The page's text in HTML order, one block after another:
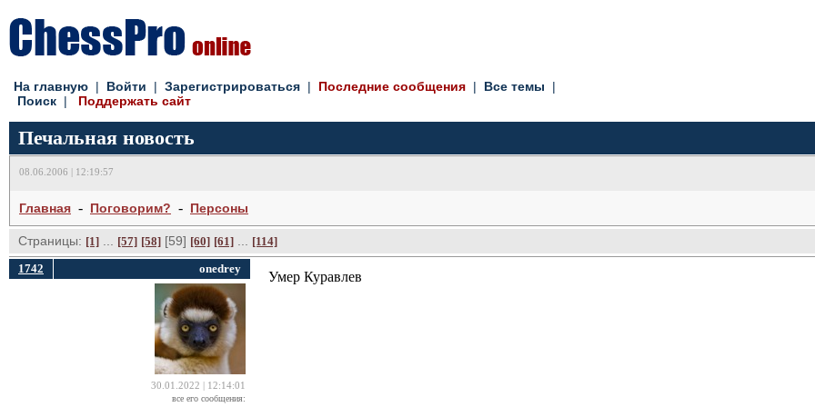
На главную | Войти | Зарегистрироваться | Последние сообщения | Все темы |
Поиск | Поддержать сайт
Печальная новость
08.06.2006 | 12:19:57
Главная - Поговорим? - Персоны
Страницы: [1] [57] [58] [59] [60] [61]
[114]
1742
onedrey
30.01.2022 | 12:14:01
все его сообщения:
Умер Куравлев